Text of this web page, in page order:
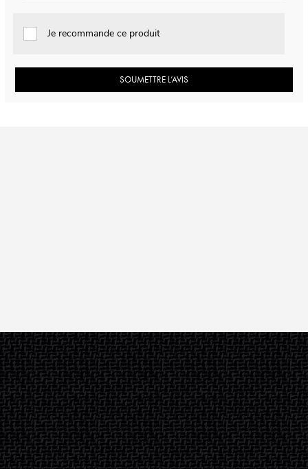
Je recommande ce produit
SOUMETTRE L’AVIS